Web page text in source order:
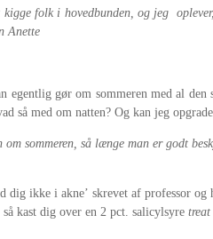
folk i hovedbunden, og jeg
Anette
gør om sommeren med al
med om natten? Og kan jeg
sommeren, så længe man er godt
dig ikke i akne’ skrevet af professor
kast dig over en 2 pct. salicylsyre treat